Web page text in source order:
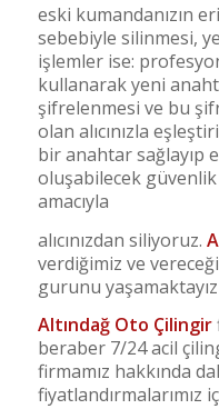
eski kumandanızın
sebebiyle silinmesi,
işlemler ise:
kullanarak yeni
şifrelenmesi ve bu
olan alıcınızla
bir anahtar sağlayıp
oluşabilecek güvenlik
amacıyla
alıcınızdan siliyoruz.
verdiğimiz ve
gurunu yaşamaktayız
Altındağ Oto Çilingir
beraber 7/24 acil
firmamız hakkında
fiyatlandırmalarımız